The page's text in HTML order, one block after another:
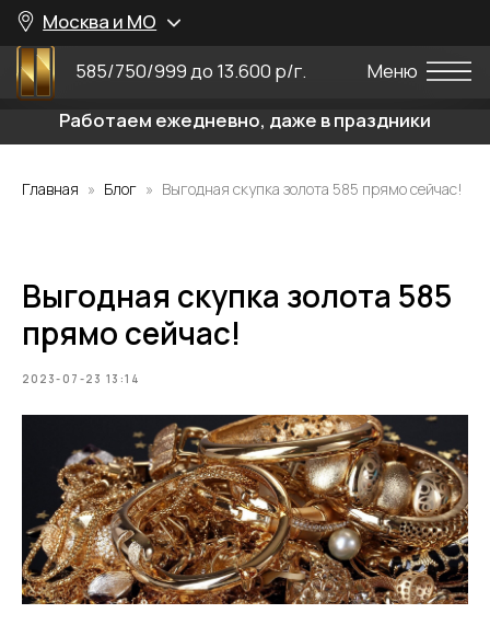
Москва и МО
585/750/999 до 13.600 р/г.
Работаем ежедневно, даже в праздники
Главная Блог Выгодная скупка золота 585 прямо сейчас!
Выгодная скупка золота 585
прямо сейчас!
2023-07-23 13:14